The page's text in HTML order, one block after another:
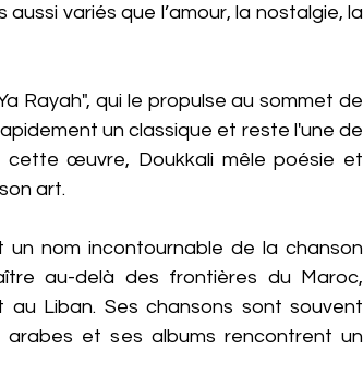
variés que l’amour, la nostalgie, la
Rayah", qui le propulse au sommet de
un classique et reste l'une de
cette œuvre, Doukkali mêle poésie et
art.
nom incontournable de la chanson
au-delà des frontières du Maroc,
Liban. Ses chansons sont souvent
et ses albums rencontrent un